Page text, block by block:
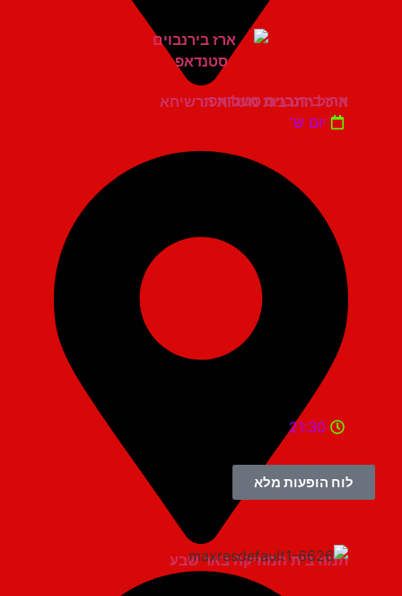
היכל התרבות מעלות תרשיחא
ארז בירנבוים סטנדאפ
יום ש'
תמוז בית המוזיקה באר שבע
21:30
לוח הופעות מלא